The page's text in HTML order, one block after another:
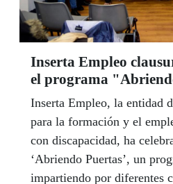
Inserta Empleo
el programa
Inserta Empleo, la entidad
para la formación y el
con discapacidad, ha
‘Abriendo Puertas’, un
impartiendo por diferentes